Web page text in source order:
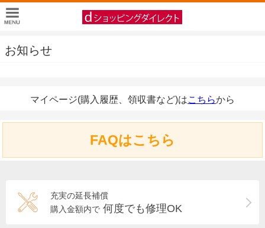
お知らせ
マイページ(購入履歴、領収書など)はこちらから
FAQはこちら
充実の延長補償
購入金額内で 何度でも修理OK